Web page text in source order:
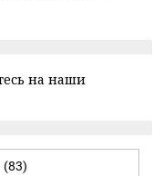
на наши
(83)